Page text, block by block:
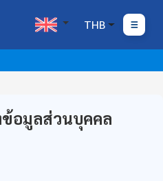
THB
ข้อมูลส่วนบุคคล